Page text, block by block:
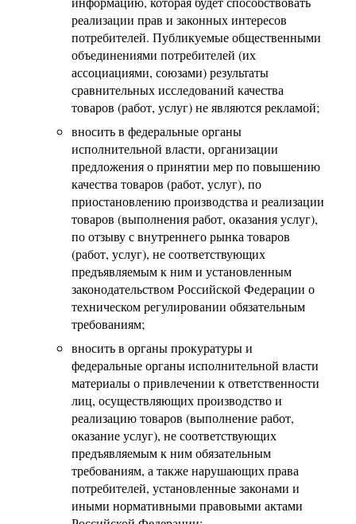
реализации прав и законных интересов
потребителей. Публикуемые общественными
объединениями потребителей (их
ассоциациями, союзами) результаты
сравнительных исследований качества
товаров (работ, услуг) не являются рекламой;
вносить в федеральные органы
исполнительной власти, организации
предложения о принятии мер по повышению
качества товаров (работ, услуг), по
приостановлению производства и реализации
товаров (выполнения работ, оказания услуг),
по отзыву с внутреннего рынка товаров
(работ, услуг), не соответствующих
предъявляемым к ним и установленным
законодательством Российской Федерации о
техническом регулировании обязательным
требованиям;
вносить в органы прокуратуры и
федеральные органы исполнительной власти
материалы о привлечении к ответственности
лиц, осуществляющих производство и
реализацию товаров (выполнение работ,
оказание услуг), не соответствующих
предъявляемым к ним обязательным
требованиям, а также нарушающих права
потребителей, установленные законами и
иными нормативными правовыми актами